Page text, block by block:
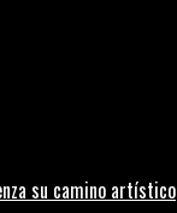
su camino artístico